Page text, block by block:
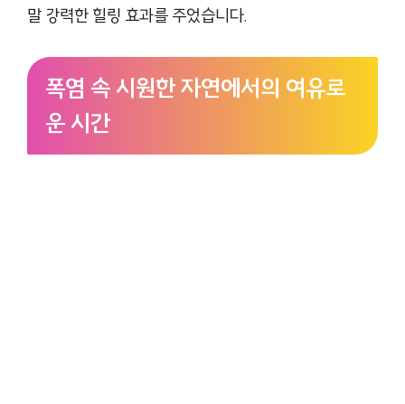
말 강력한 힐링 효과를 주었습니다.
폭염 속 시원한 자연에서의 여유로
운 시간